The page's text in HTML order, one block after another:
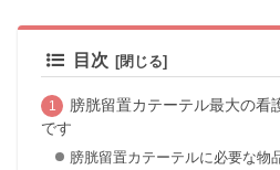
目次
膀胱留置カテーテル最大の看
です
膀胱留置カテーテルに必要な物品